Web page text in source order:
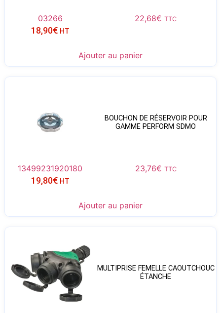
03266 22,68€ TTC
18,90€ HT
Ajouter au panier
BOUCHON DE RÉSERVOIR POUR
GAMME PERFORM SDMO
13499231920180 23,76€ TTC
19,80€ HT
Ajouter au panier
MULTIPRISE FEMELLE CAOUTCHOUC
ÉTANCHE